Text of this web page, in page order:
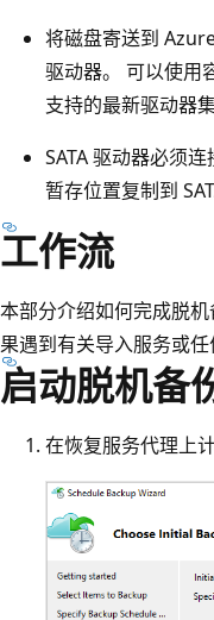
将磁盘寄送到
驱动器。 可以使用
支持的最新驱动器集
SATA 驱动器必须
暂存位置复制到
工作流
本部分介绍如何完成脱
果遇到有关导入服务或
启动脱机备
在恢复服务代理上